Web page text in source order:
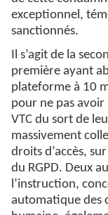
exceptionnel,
sanctionnés.
Il s’agit de la
première ayant
plateforme à 10
pour ne pas
VTC du sort de
massivement
droits d’accès,
du RGPD. Deux
l’instruction,
automatique des